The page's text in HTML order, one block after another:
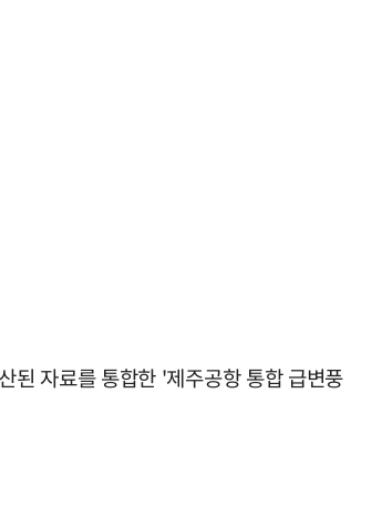
자료를 통합한 '제주공항 통합 급변풍